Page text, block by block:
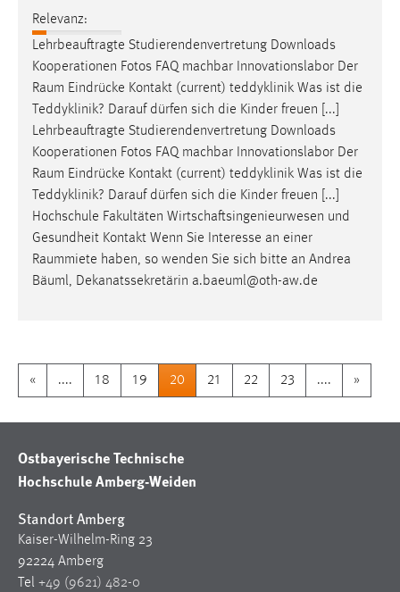
Relevanz:
Lehrbeauftragte Studierendenvertretung Downloads
Kooperationen Fotos FAQ machbar Innovationslabor Der
Raum Eindrücke Kontakt (current) teddyklinik Was ist die
Teddyklinik? Darauf dürfen sich die Kinder freuen [...]
Lehrbeauftragte Studierendenvertretung Downloads
Kooperationen Fotos FAQ machbar Innovationslabor Der
Raum Eindrücke Kontakt (current) teddyklinik Was ist die
Teddyklinik? Darauf dürfen sich die Kinder freuen [...]
Hochschule Fakultäten Wirtschaftsingenieurwesen und
Gesundheit Kontakt Wenn Sie Interesse an einer
Raummiete haben, so wenden Sie sich bitte an Andrea
Bäuml, Dekanatssekretärin a.baeuml@oth-aw.de
« .... 18 19 20 21 22 23 .... »
Ostbayerische Technische
Hochschule Amberg-Weiden
Standort Amberg
Kaiser-Wilhelm-Ring 23
92224 Amberg
Tel +49 (9621) 482-0